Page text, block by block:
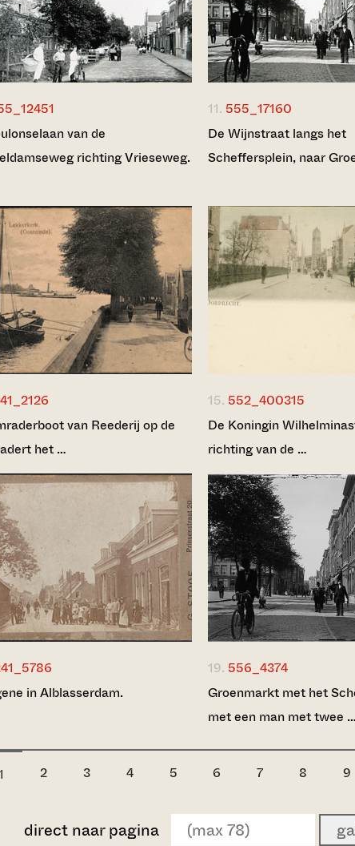
van de
richting Vrieseweg.
11. 555_17160
De Wijnstraat langs het
Scheffersplein, naar
van Reederij op de
het …
15. 552_400315
De Koningin
richting van de …
in Alblasserdam.
19. 556_4374
Groenmarkt met het
met een man met twee …
2 3 4 5 6 7 8 9
direct naar pagina